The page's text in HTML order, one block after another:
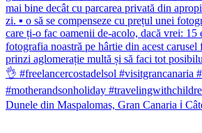
Dunele din Maspalomas, Gran Canaria ℹ️